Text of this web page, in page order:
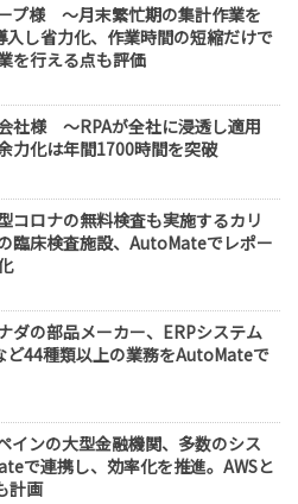
プ様 ～月末繁忙期の集計作業を
し省力化、作業時間の短縮だけで
を行える点も評価
社様 ～RPAが全社に浸透し適用
力化は年間1700時間を突破
コロナの無料検査も実施するカリ
臨床検査施設、AutoMateでレポー
ダの部品メーカー、ERPシステム
ど44種類以上の業務をAutoMateで
インの大型金融機関、多数のシス
で連携し、効率化を推進。AWSと
計画